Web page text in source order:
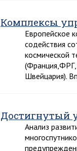
Комплексы
Европейское
содействия
космической
(Франция,ФРГ,
Швейцария).
Достигнутый
Анализ